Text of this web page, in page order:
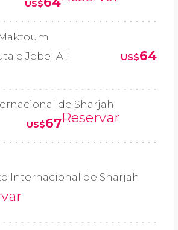
US$
e Jebel Ali
US$64
de Sharjah
US$67Reservar
Internacional de Sharjah